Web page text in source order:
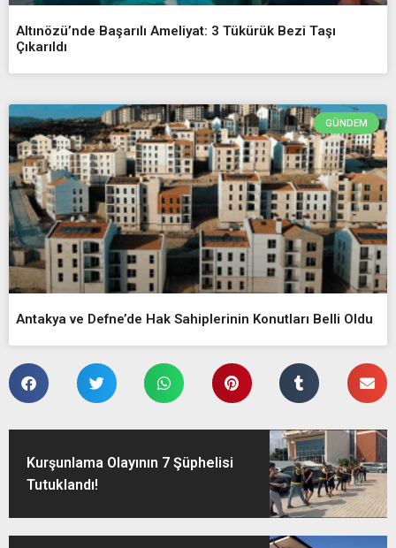
Altınözü’nde Başarılı Ameliyat: 3 Tükürük Bezi Taşı
Çıkarıldı
GÜNDEM
Antakya ve Defne’de Hak Sahiplerinin Konutları Belli Oldu
Kurşunlama Olayının 7 Şüphelisi
Tutuklandı!